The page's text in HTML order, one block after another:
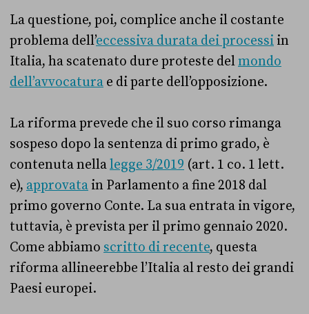
La questione, poi, complice anche il costante
problema dell’eccessiva durata dei processi in
Italia, ha scatenato dure proteste delmondo
dell’avvocatura e di parte dell’opposizione.
La riforma prevede che il suo corso rimanga
sospeso dopo la sentenza di primo grado, è
contenuta nellalegge 3/2019 (art. 1 co. 1 lett.
e), approvata in Parlamento a fine 2018 dal
primo governo Conte. La sua entrata in vigore,
tuttavia, è prevista per il primo gennaio 2020.
Come abbiamo scritto di recente, questa
riforma allineerebbe l’Italia al resto dei grandi
Paesi europei.